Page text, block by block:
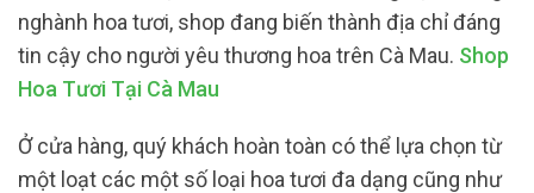
nghành hoa tươi, shop đang biến thành địa chỉ đáng
tin cậy cho người yêu thương hoa trên Cà Mau. Shop
Hoa Tươi Tại Cà Mau
Ở cửa hàng, quý khách hoàn toàn có thể lựa chọn từ
một loạt các một số loại hoa tươi đa dạng cũng như